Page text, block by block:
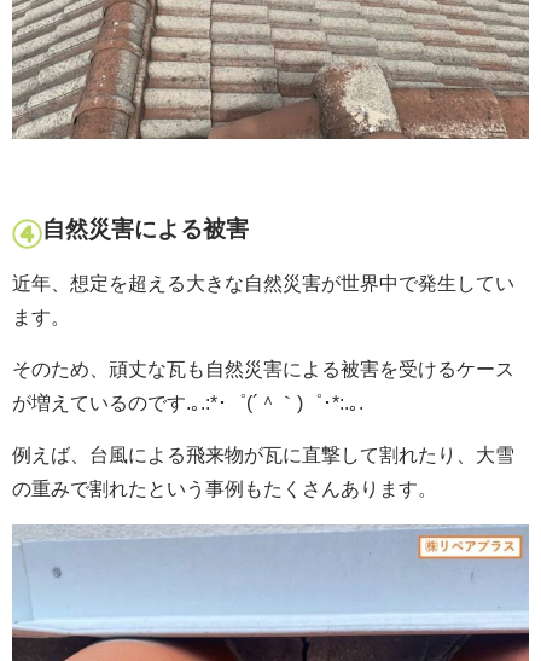
自然災害による被害
近年、想定を超える大きな自然災害が世界中で発生してい
ます。
そのため、頑丈な瓦も自然災害による被害を受けるケース
が増えているのです.｡.:*･゜(´＾｀)゜･*:.｡.
例えば、台風による飛来物が瓦に直撃して割れたり、大雪
の重みで割れたという事例もたくさんあります。